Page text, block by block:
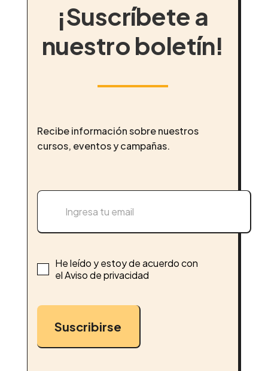
¡Suscríbete a
nuestro boletín!
Recibe información sobre nuestros
cursos, eventos y campañas.
He leído y estoy de acuerdo con
el Aviso de privacidad
Suscribirse